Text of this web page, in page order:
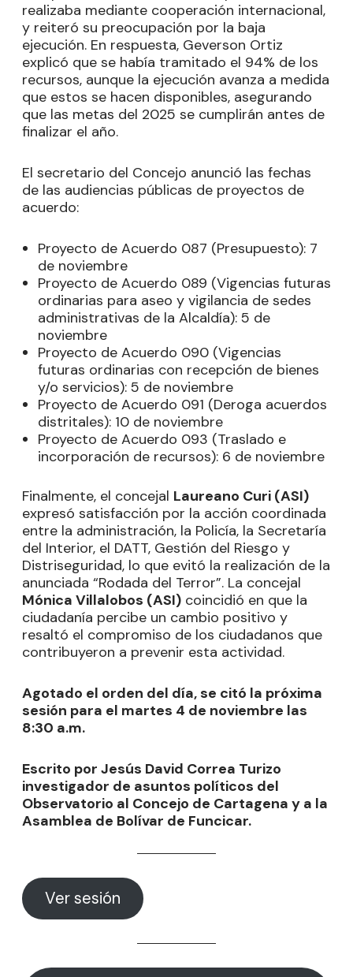
realizaba mediante cooperación internacional,
y reiteró su preocupación por la baja
ejecución. En respuesta, Geverson Ortiz
explicó que se había tramitado el 94% de los
recursos, aunque la ejecución avanza a medida
que estos se hacen disponibles, asegurando
que las metas del 2025 se cumplirán antes de
finalizar el año.
El secretario del Concejo anunció las fechas
de las audiencias públicas de proyectos de
acuerdo:
Proyecto de Acuerdo 087 (Presupuesto): 7
de noviembre
Proyecto de Acuerdo 089 (Vigencias futuras
ordinarias para aseo y vigilancia de sedes
administrativas de la Alcaldía): 5 de
noviembre
Proyecto de Acuerdo 090 (Vigencias
futuras ordinarias con recepción de bienes
y/o servicios): 5 de noviembre
Proyecto de Acuerdo 091 (Deroga acuerdos
distritales): 10 de noviembre
Proyecto de Acuerdo 093 (Traslado e
incorporación de recursos): 6 de noviembre
Finalmente, el concejal Laureano Curi (ASI)
expresó satisfacción por la acción coordinada
entre la administración, la Policía, la Secretaría
del Interior, el DATT, Gestión del Riesgo y
Distriseguridad, lo que evitó la realización de la
anunciada “Rodada del Terror”. La concejal
Mónica Villalobos (ASI) coincidió en que la
ciudadanía percibe un cambio positivo y
resaltó el compromiso de los ciudadanos que
contribuyeron a prevenir esta actividad.
Agotado el orden del día, se citó la próxima
sesión para el martes 4 de noviembre las
8:30 a.m.
Escrito por Jesús David Correa Turizo
investigador de asuntos políticos del
Observatorio al Concejo de Cartagena y a la
Asamblea de Bolívar de Funcicar.
Ver sesión